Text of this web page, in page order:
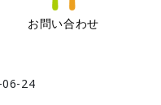
お問い合わせ
24